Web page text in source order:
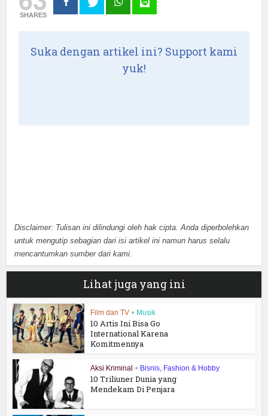
SHARES
Suka dengan artikel ini? Support kami
yuk!
Disclaimer: Tulisan ini dilindungi oleh hak cipta. Anda diperbolehkan
untuk mengutip sebagian dari isi artikel ini namun harus selalu
mencantumkan sumber dari kami.
Lihat juga yang ini
Film dan TV • Musik
10 Artis Ini Bisa Go
International Karena
Komitmennya
Aksi Kriminal • Bisnis, Fashion & Hobby
10 Triliuner Dunia yang
Mendekam Di Penjara